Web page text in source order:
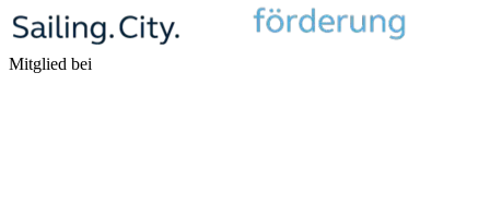
Mitglied bei